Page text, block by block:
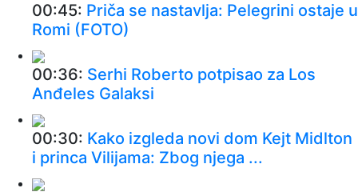
00:45: Priča se nastavlja: Pelegrini ostaje u
Romi (FOTO)
00:36: Serhi Roberto potpisao za Los
Anđeles Galaksi
00:30: Kako izgleda novi dom Kejt Midlton
i princa Vilijama: Zbog njega ...